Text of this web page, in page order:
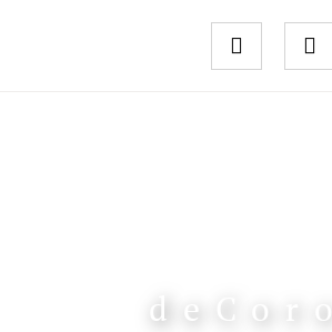
deCoro